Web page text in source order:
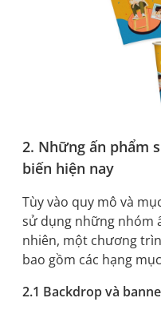
2. Những ấn phẩm
biến hiện nay
Tùy vào quy mô và
sử dụng những nhóm
nhiên, một chương
bao gồm các hạng
2.1 Backdrop và